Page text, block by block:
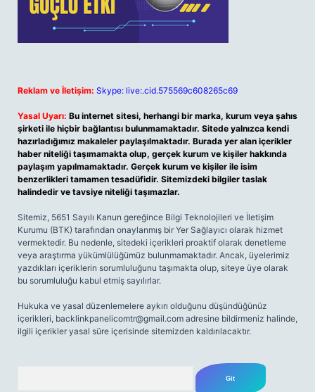
Reklam ve İletişim: Skype: live:.cid.575569c608265c69
Yasal Uyarı: Bu internet sitesi, herhangi bir marka, kurum veya şahıs
şirketi ile hiçbir bağlantısı bulunmamaktadır. Sitede yalnızca kendi
hazırladığımız makaleler paylaşılmaktadır. Burada yer alan içerikler
haber niteliği taşımamakta olup, gerçek kurum ve kişiler hakkında
paylaşım yapılmamaktadır. Gerçek kurum ve kişiler ile isim
benzerlikleri tamamen tesadüfidir. Sitemizdeki bilgiler taslak
halindedir ve tavsiye niteliği taşımazlar.
Sitemiz, 5651 Sayılı Kanun gereğince Bilgi Teknolojileri ve İletişim
Kurumu (BTK) tarafından onaylanmış bir Yer Sağlayıcı olarak hizmet
vermektedir. Bu nedenle, sitedeki içerikleri proaktif olarak denetleme
veya araştırma yükümlülüğümüz bulunmamaktadır. Ancak, üyelerimiz
yazdıkları içeriklerin sorumluluğunu taşımakta olup, siteye üye olarak
bu sorumluluğu kabul etmiş sayılırlar.
Hukuka ve yasal düzenlemelere aykırı olduğunu düşündüğünüz
içerikleri, backlinkpanelicomtr@gmail.com adresine bildirmeniz halinde,
ilgili içerikler yasal süre içerisinde sitemizden kaldırılacaktır.